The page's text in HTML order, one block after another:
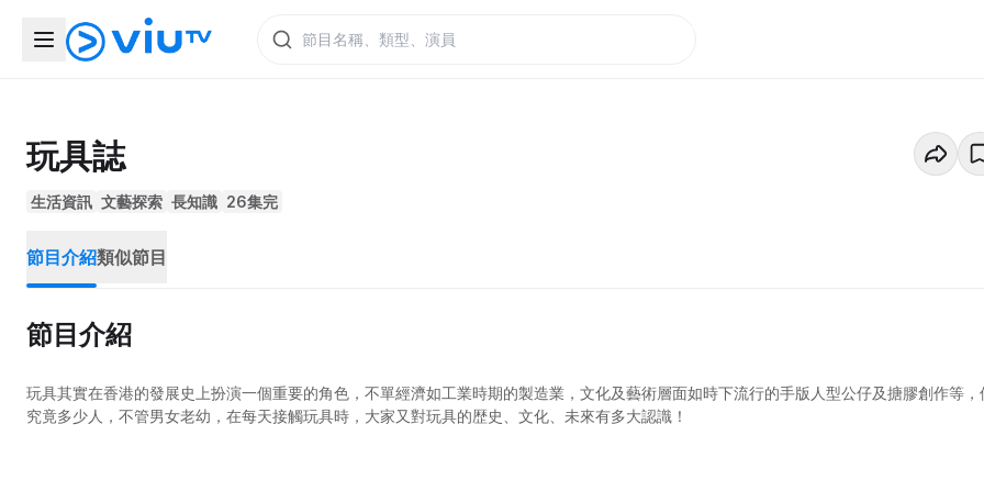
玩具誌
生活資訊 文藝探索 長知識 26集完
節目介紹類似節目
節目介紹
玩具其實在香港的發展史上扮演一個重要的角色，不單經濟如工業時期的製造業，文化及藝術層面如時下流行的手版人型公仔及搪膠創作等，
究竟多少人，不管男女老幼，在每天接觸玩具時，大家又對玩具的歴史、文化、未來有多大認識！